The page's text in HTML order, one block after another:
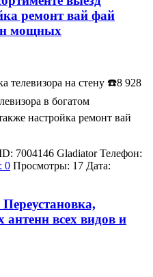
ремонт вай фай
мощных
телевизора на стену ☎️8 928
в богатом
настройка ремонт вай
7004146 GladiatorТелефон:
0 Просмотры: 17 Дата:
всех видов и